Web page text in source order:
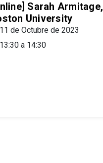
Sarah Armitage,
University
11 de Octubre de 2023
13:30 a 14:30